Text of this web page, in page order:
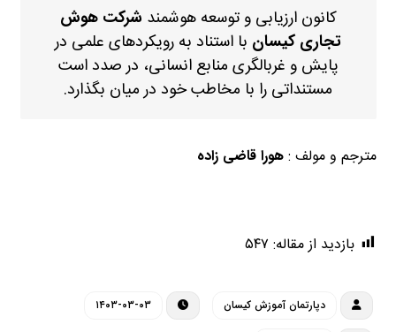
کانون ارزیابی و توسعه هوشمند شرکت هوش
تجاری کیسان با استناد به رویکردهای علمی در
پایش و غربالگری منابع انسانی، در صدد است
مستنداتی را با مخاطب خود در میان بگذارد.
مترجم و مولف :هورا قاضی زاده
بازدید از مقاله: ۵۴۷
دپارتمان آموزش کیسان ۱۴۰۳-۰۳-۰۳